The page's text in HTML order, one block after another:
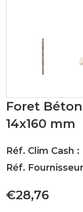
Foret
14x160 mm
Réf. Clim Cash :
Réf.
€28,76